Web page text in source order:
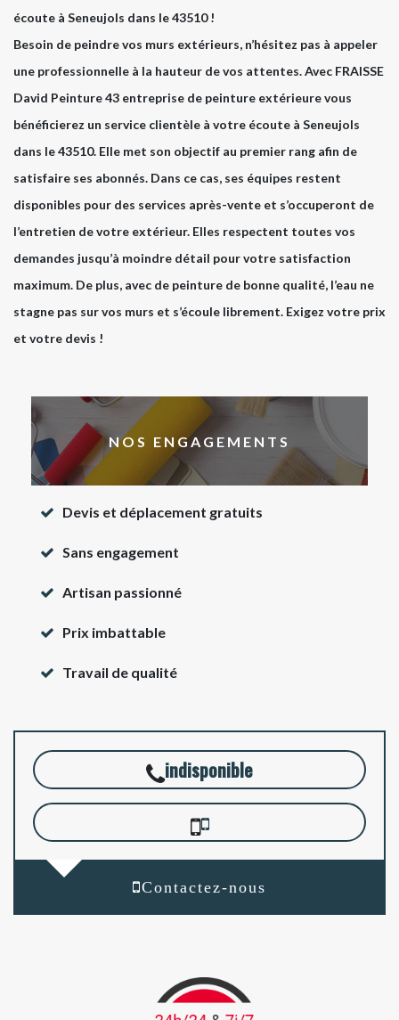
écoute à Seneujols dans le 43510 !
Besoin de peindre vos murs extérieurs, n’hésitez pas à appeler
une professionnelle à la hauteur de vos attentes. Avec FRAISSE
David Peinture 43 entreprise de peinture extérieure vous
bénéficierez un service clientèle à votre écoute à Seneujols
dans le 43510. Elle met son objectif au premier rang afin de
satisfaire ses abonnés. Dans ce cas, ses équipes restent
disponibles pour des services après-vente et s’occuperont de
l’entretien de votre extérieur. Elles respectent toutes vos
demandes jusqu’à moindre détail pour votre satisfaction
maximum. De plus, avec de peinture de bonne qualité, l’eau ne
stagne pas sur vos murs et s’écoule librement. Exigez votre prix
et votre devis !
NOS ENGAGEMENTS
Devis et déplacement gratuits
Sans engagement
Artisan passionné
Prix imbattable
Travail de qualité
indisponible
Contactez-nous